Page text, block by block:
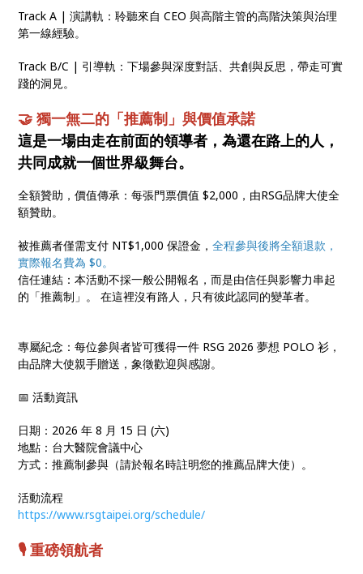
Track A | 演講軌：聆聽來自 CEO 與高階主管的高階決策與治理
第一線經驗。
Track B/C | 引導軌：下場參與深度對話、共創與反思，帶走可實
踐的洞見。
🤝 獨一無二的「推薦制」與價值承諾
這是一場由走在前面的領導者，為還在路上的人，
共同成就一個世界級舞台。
全額贊助，價值傳承：每張門票價值 $2,000，由RSG品牌大使全
額贊助。
被推薦者僅需支付 NT$1,000 保證金，全程參與後將全額退款，
實際報名費為 $0。
信任連結：本活動不採一般公開報名，而是由信任與影響力串起
的「推薦制」。 在這裡沒有路人，只有彼此認同的變革者。
專屬紀念：每位參與者皆可獲得一件 RSG 2026 夢想 POLO 衫，
由品牌大使親手贈送，象徵歡迎與感謝。
📅 活動資訊
日期：2026 年 8 月 15 日 (六)
地點：台大醫院會議中心
方式：推薦制參與（請於報名時註明您的推薦品牌大使）。
活動流程
https://www.rsgtaipei.org/schedule/
🎙️ 重磅領航者